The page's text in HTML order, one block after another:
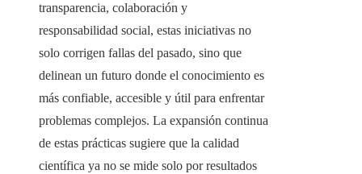
transparencia, colaboración y
responsabilidad social, estas iniciativas no
solo corrigen fallas del pasado, sino que
delinean un futuro donde el conocimiento es
más confiable, accesible y útil para enfrentar
problemas complejos. La expansión continua
de estas prácticas sugiere que la calidad
científica ya no se mide solo por resultados